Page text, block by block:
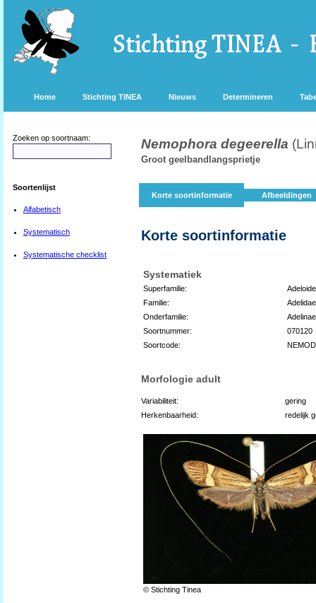
Home Stichting TINEA Nieuws Determineren
Zoeken op soortnaam:
Soortenlijst
Alfabetisch
Systematisch
Systematische checklist
Nemophora degeerella
Groot geelbandlangsprietje
Korte soortinformatie Afbeeldingen
Korte soortinformatie
Systematiek
Superfamilie:
Familie:
Adelidae
Onderfamilie:
Adelinae
Soortnummer:
070120
Soortcode:
Morfologie adult
Variabiliteit:
gering
Herkenbaarheid:
redelijk
© Stichting Tinea